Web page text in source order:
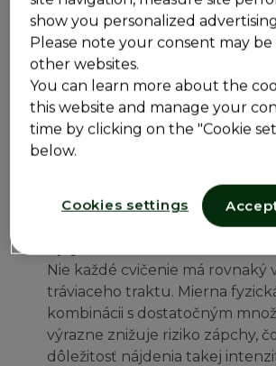
efektívnejší.
Hydratácia:
Kľúčom je piť
ste zostali hydratovaní. Dva litre
pomôžu zabrániť zápche, ako aj
výkonnosť počas cvičenia a
telu mnoho ďalších výhod.
Správne množstvo
vyprázdňovanie
Vplyv cvičenia na zdravie
Nie každé cvičenie má rovnaký
tráviaceho traktu. Mierna
kombinácii s dostatočným
výrazne znižuje riziko zápchy,
dôležitosť nájdenia takej
show you personalized
Please note your consent may
other websites.
You can learn more about the
this website and manage your
time by clicking on the "Cookie
below.
Cookies settings